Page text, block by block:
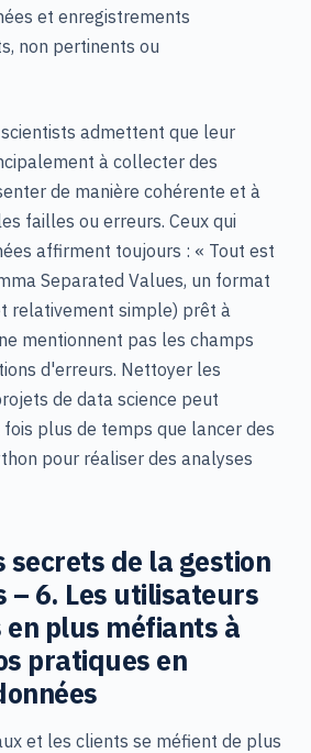
et enregistrements
non pertinents ou
admettent que leur
à collecter des
de manière cohérente et à
failles ou erreurs. Ceux qui
affirment toujours : « Tout est
Separated Values, un format
relativement simple) prêt à
mentionnent pas les champs
d'erreurs. Nettoyer les
de data science peut
plus de temps que lancer des
pour réaliser des analyses
secrets de la gestion
– 6. Les utilisateurs
plus méfiants à
pratiques en
et les clients se méfient de plus